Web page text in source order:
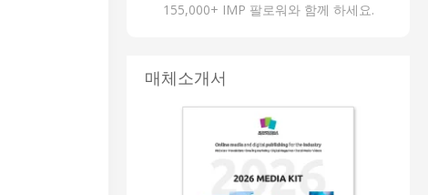
155,000+ IMP 팔로워와 함께 하세요.
매체소개서